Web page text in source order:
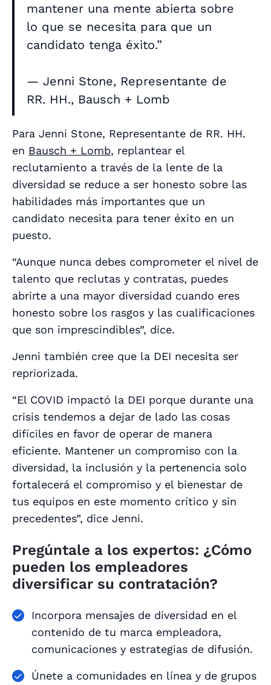
mantener una mente abierta sobre
lo que se necesita para que un
candidato tenga éxito.”
— Jenni Stone, Representante de
RR. HH., Bausch + Lomb
Para Jenni Stone, Representante de RR. HH.
en Bausch + Lomb, replantear el
reclutamiento a través de la lente de la
diversidad se reduce a ser honesto sobre las
habilidades más importantes que un
candidato necesita para tener éxito en un
puesto.
“Aunque nunca debes comprometer el nivel de
talento que reclutas y contratas, puedes
abrirte a una mayor diversidad cuando eres
honesto sobre los rasgos y las cualificaciones
que son imprescindibles”, dice.
Jenni también cree que la DEI necesita ser
repriorizada.
“El COVID impactó la DEI porque durante una
crisis tendemos a dejar de lado las cosas
difíciles en favor de operar de manera
eficiente. Mantener un compromiso con la
diversidad, la inclusión y la pertenencia solo
fortalecerá el compromiso y el bienestar de
tus equipos en este momento crítico y sin
precedentes”, dice Jenni.
Pregúntale a los expertos: ¿Cómo
pueden los empleadores
diversificar su contratación?
Incorpora mensajes de diversidad en el
contenido de tu marca empleadora,
comunicaciones y estrategias de difusión.
Únete a comunidades en línea y de grupos